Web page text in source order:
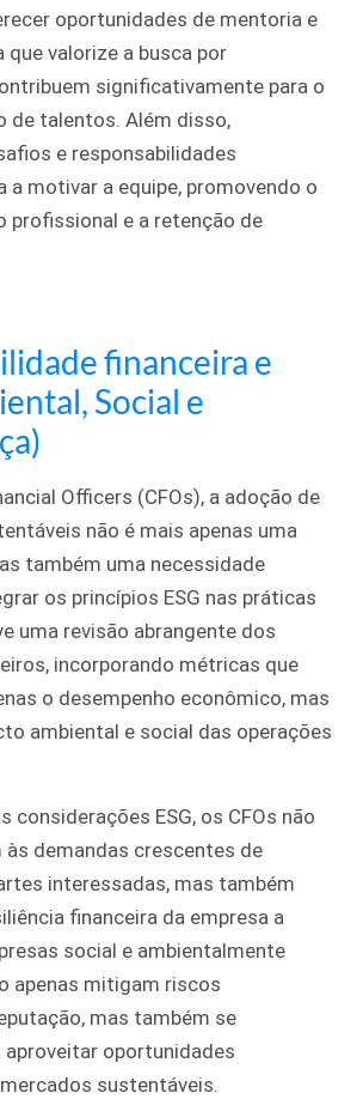
oportunidades de mentoria e
que valorize a busca por
significativamente para o
de talentos. Além disso,
e responsabilidades
a motivar a equipe, promovendo o
profissional e a retenção de
financeira e
Social e
Officers (CFOs), a adoção de
não é mais apenas uma
também uma necessidade
os princípios ESG nas práticas
uma revisão abrangente dos
incorporando métricas que
o desempenho econômico, mas
ambiental e social das operações
considerações ESG, os CFOs não
às demandas crescentes de
interessadas, mas também
financeira da empresa a
social e ambientalmente
apenas mitigam riscos
mas também se
aproveitar oportunidades
sustentáveis.